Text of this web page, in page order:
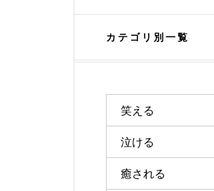
カテゴリ別一覧
笑える
泣ける
癒される